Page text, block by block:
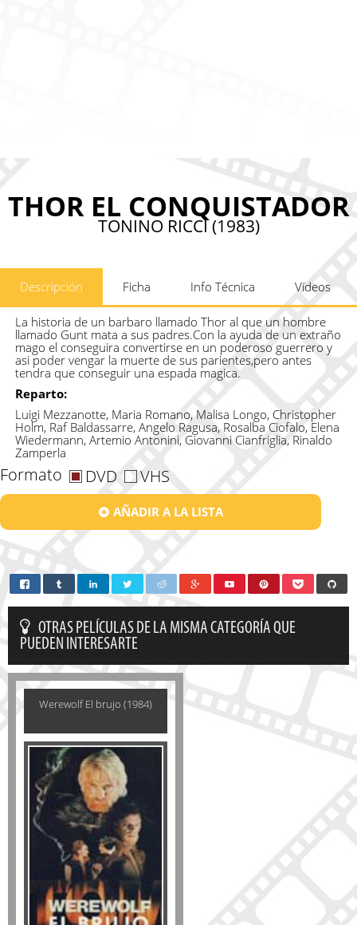
THOR EL CONQUISTADOR
TONINO RICCI (1983)
Descripción Ficha Info Técnica Vídeos
La historia de un barbaro llamado Thor al que un hombre
llamado Gunt mata a sus padres.Con la ayuda de un extraño
mago el conseguira convertirse en un poderoso guerrero y
asi poder vengar la muerte de sus parientes,pero antes
tendra que conseguir una espada magica.
Reparto:
Luigi Mezzanotte, Maria Romano, Malisa Longo, Christopher
Holm, Raf Baldassarre, Angelo Ragusa, Rosalba Ciofalo, Elena
Wiedermann, Artemio Antonini, Giovanni Cianfriglia, Rinaldo
Zamperla
Formato DVD VHS
AÑADIR A LA LISTA
OTRAS PELÍCULAS DE LA MISMA CATEGORÍA QUE
PUEDEN INTERESARTE
Werewolf El brujo (1984)